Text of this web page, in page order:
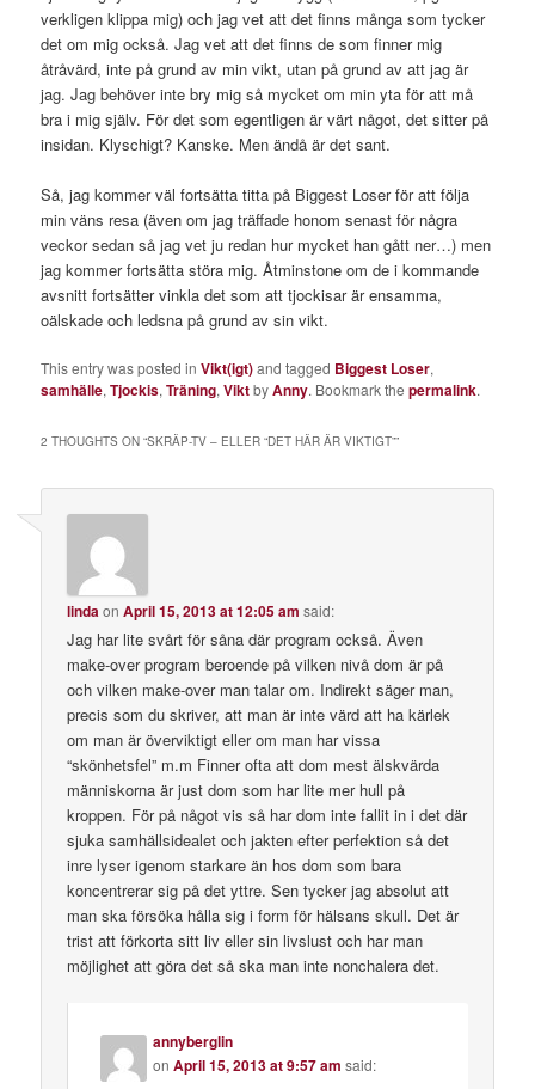
verkligen klippa mig) och jag vet att det finns många som tycker
det om mig också. Jag vet att det finns de som finner mig
åtråvärd, inte på grund av min vikt, utan på grund av att jag är
jag. Jag behöver inte bry mig så mycket om min yta för att må
bra i mig själv. För det som egentligen är värt något, det sitter på
insidan. Klyschigt? Kanske. Men ändå är det sant.
Så, jag kommer väl fortsätta titta på Biggest Loser för att följa
min väns resa (även om jag träffade honom senast för några
veckor sedan så jag vet ju redan hur mycket han gått ner…) men
jag kommer fortsätta störa mig. Åtminstone om de i kommande
avsnitt fortsätter vinkla det som att tjockisar är ensamma,
oälskade och ledsna på grund av sin vikt.
This entry was posted inVikt(igt)and tagged Biggest Loser,
samhälle,Tjockis,Träning,ViktbyAnny. Bookmark thepermalink.
2 THOUGHTS ON “SKRÄP-TV – ELLER “DET HÄR ÄR VIKTIGT””
lindaonApril 15, 2013 at 12:05 am said:
Jag har lite svårt för såna där program också. Även
make-over program beroende på vilken nivå dom är på
och vilken make-over man talar om. Indirekt säger man,
precis som du skriver, att man är inte värd att ha kärlek
om man är överviktigt eller om man har vissa
“skönhetsfel” m.m Finner ofta att dom mest älskvärda
människorna är just dom som har lite mer hull på
kroppen. För på något vis så har dom inte fallit in i det där
sjuka samhällsidealet och jakten efter perfektion så det
inre lyser igenom starkare än hos dom som bara
koncentrerar sig på det yttre. Sen tycker jag absolut att
man ska försöka hålla sig i form för hälsans skull. Det är
trist att förkorta sitt liv eller sin livslust och har man
möjlighet att göra det så ska man inte nonchalera det.
annyberglin
onApril 15, 2013 at 9:57 am said: